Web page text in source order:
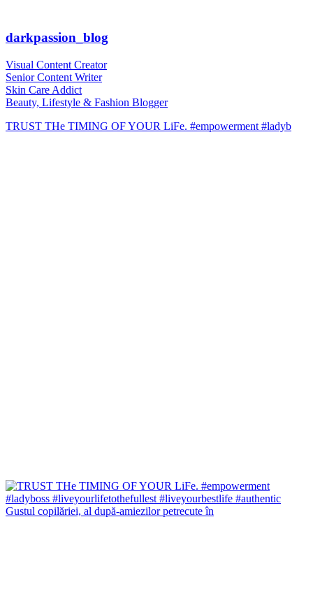
darkpassion_blog
Visual Content Creator
Senior Content Writer
Skin Care Addict
Beauty, Lifestyle & Fashion Blogger
TRUST THe TIMING OF YOUR LiFe. #empowerment #ladyb
Gustul copilăriei, al după-amiezilor petrecute în